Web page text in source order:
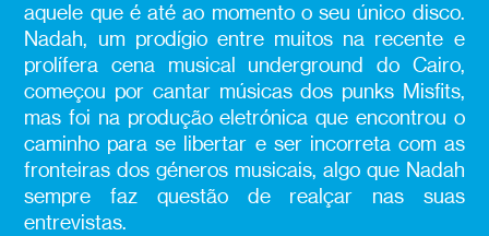
aquele que é até ao momento o seu único disco.
Nadah, um prodígio entre muitos na recente e
prolífera cena musical underground do Cairo,
começou por cantar músicas dos punks Misfits,
mas foi na produção eletrónica que encontrou o
caminho para se libertar e ser incorreta com as
fronteiras dos géneros musicais, algo que Nadah
sempre faz questão de realçar nas suas
entrevistas.